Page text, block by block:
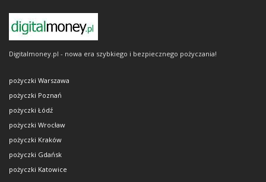
Digitalmoney.pl - nowa era szybkiego i bezpiecznego pożyczania!
pożyczki Warszawa
pożyczki Poznań
pożyczki Łódź
pożyczki Wrocław
pożyczki Kraków
pożyczki Gdańsk
pożyczki Katowice